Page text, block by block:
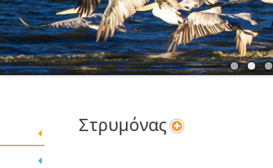
Στρυμόνας